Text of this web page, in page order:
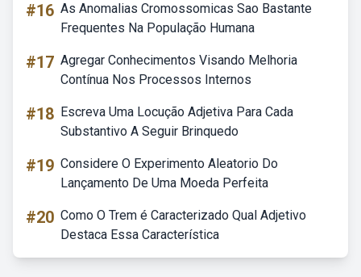
#16 As Anomalias Cromossomicas Sao Bastante
Frequentes Na População Humana
#17 Agregar Conhecimentos Visando Melhoria
Contínua Nos Processos Internos
#18 Escreva Uma Locução Adjetiva Para Cada
Substantivo A Seguir Brinquedo
#19 Considere O Experimento Aleatorio Do
Lançamento De Uma Moeda Perfeita
#20 Como O Trem é Caracterizado Qual Adjetivo
Destaca Essa Característica